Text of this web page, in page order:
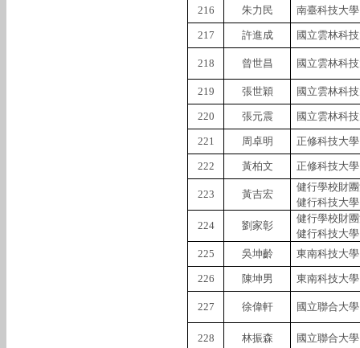
216 朱力民 南臺科技大學
217 許進成 國立雲林科
218 曾世昌 國立雲林科
219 張世穎 國立雲林科
220 張元震 國立雲林科
221 周卓明 正修科技大學
222 黃柏文 正修科技大學
223 黃吉宏
健行學校財
健行科技大學
224
劉家彰
健行學校財
健行科技大學
225
吳坤齡 東南科技大學
226 陳坤男 東南科技大學
227 徐偉軒 國立聯合大學
228 林振森 國立聯合大學